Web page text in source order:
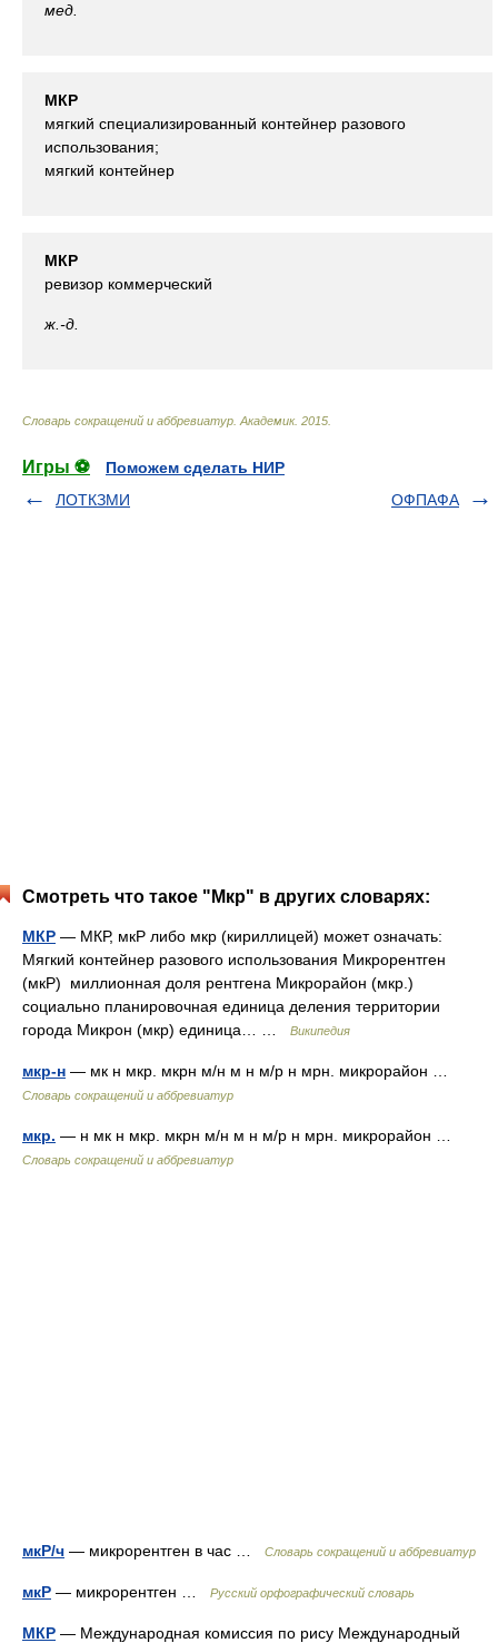
мед.
МКР
мягкий специализированный контейнер разового
использования;
мягкий контейнер
МКР
ревизор коммерческий
ж.-д.
Словарь сокращений и аббревиатур Академик. 2015
Игры ⚽
Поможем сделать НИР
ЛОТКЗМИ
ОФПАФА
Смотреть что такое "Мкр" в других словарях:
МКР — МКР, мкР либо мкр (кириллицей) может означать:
Мягкий контейнер разового использования Микрорентген
(мкР) миллионная доля рентгена Микрорайон (мкр.)
социально планировочная единица деления территории
города Микрон (мкр) единица… …
Википедия
мкр-н — мк н мкр. мкрн м/н м н м/р н мрн. микрорайон …
Словарь сокращений и аббревиатур
мкр. — н мк н мкр. мкрн м/н м н м/р н мрн. микрорайон …
Словарь сокращений и аббревиатур
мкР/ч — микрорентген в час … Словарь сокращений и аббревиатур
мкР — микрорентген … Русский орфографический словарь
МКР — Международная комиссия по рису Международный